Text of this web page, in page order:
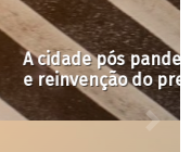
excludente